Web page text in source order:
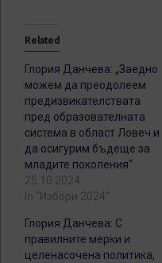
Related
Глория Данчева: „Заедно
можем да преодолеем
предизвикателствата
пред образователната
система в област Ловеч и
да осигурим бъдеще за
младите поколения“
25.10.2024
In "Избори 2024"
Глория Данчева: С
правилните мерки и
целенасочена политика,